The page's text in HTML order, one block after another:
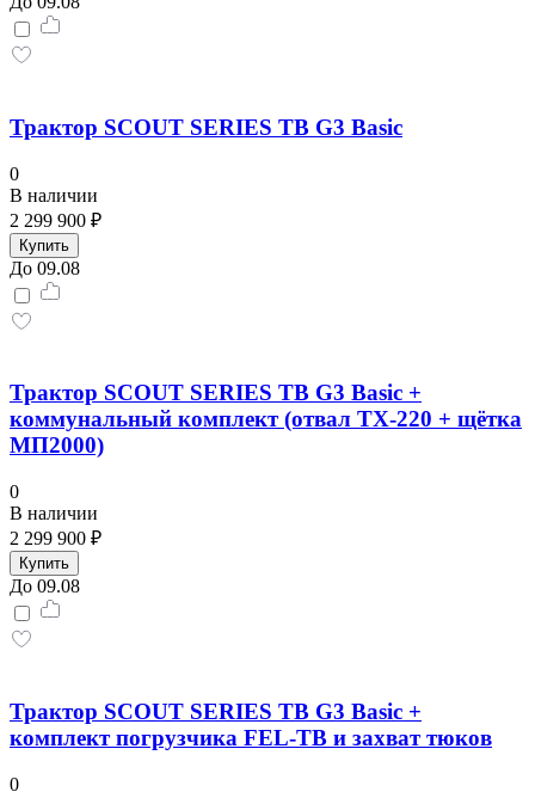
Трактор SCOUT SERIES TB G3 Basiс
0
В наличии
2 299 900 ₽
Купить
До 09.08
Трактор SCOUT SERIES TB G3 Basic +
коммунальный комплект (отвал TX-220 + щётка
МП2000)
0
В наличии
2 299 900 ₽
Купить
До 09.08
Трактор SCOUT SERIES TB G3 Basiс +
комплект погрузчика FEL-TB и захват тюков
0